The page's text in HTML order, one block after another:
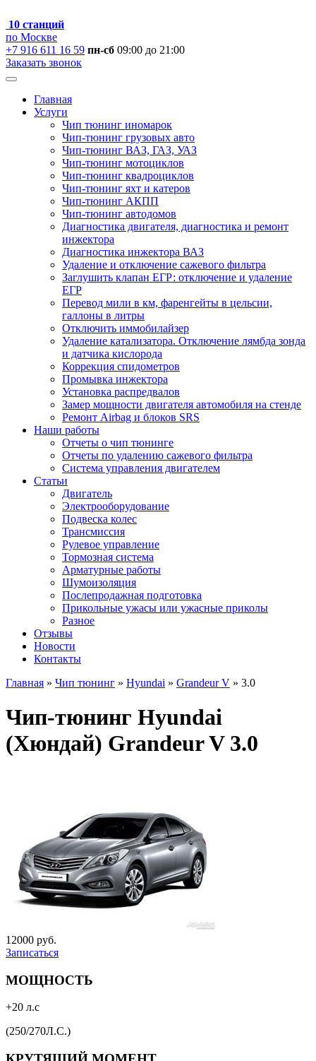
10 станций
по Москве
+7 916 611 16 59 пн-сб 09:00 до 21:00
Заказать звонок
Главная
Услуги
Чип тюнинг иномарок
Чип-тюнинг грузовых авто
Чип-тюнинг ВАЗ, ГАЗ, УАЗ
Чип-тюнинг мотоциклов
Чип-тюнинг квадроциклов
Чип-тюнинг яхт и катеров
Чип-тюнинг АКПП
Чип-тюнинг автодомов
Диагностика двигателя, диагностика и ремонт
инжектора
Диагностика инжектора ВАЗ
Удаление и отключение сажевого фильтра
Заглушить клапан ЕГР: отключение и удаление
ЕГР
Перевод мили в км, фаренгейты в цельсии,
галлоны в литры
Отключить иммобилайзер
Удаление катализатора. Отключение лямбда зонда
и датчика кислорода
Коррекция спидометров
Промывка инжектора
Установка распредвалов
Замер мощности двигателя автомобиля на стенде
Ремонт Airbag и блоков SRS
Наши работы
Отчеты о чип тюнинге
Отчеты по удалению сажевого фильтра
Система управления двигателем
Статьи
Двигатель
Электрооборудование
Подвеска колес
Трансмиссия
Рулевое управление
Тормозная система
Арматурные работы
Шумоизоляция
Послепродажная подготовка
Прикольные ужасы или ужасные приколы
Разное
Отзывы
Новости
Контакты
Главная » Чип тюнинг » Hyundai » Grandeur V » 3.0
Чип-тюнинг Hyundai
(Хюндай) Grandeur V 3.0
12000 руб.
Записаться
МОЩНОСТЬ
+20 л.с
(250/270Л.С.)